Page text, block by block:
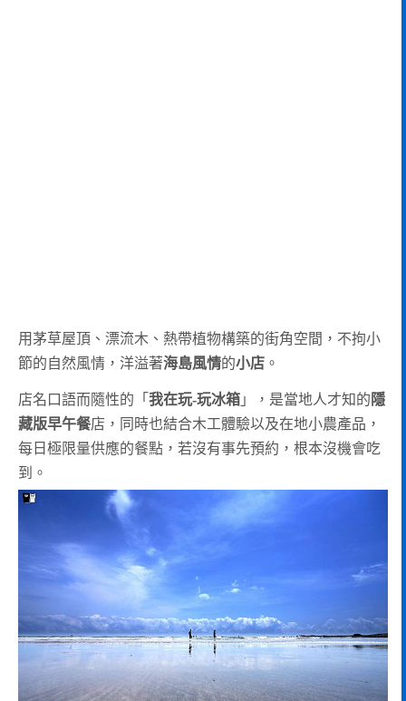
用茅草屋頂、漂流木、熱帶植物構築的街角空間，不拘小
節的自然風情，洋溢著海島風情的小店 。
店名口語而隨性的「 我在玩-玩冰箱 」，是當地人才知的 隱
藏版早午餐店，同時也結合木工體驗以及在地小農產品，
每日極限量供應的餐點，若沒有事先預約，根本沒機會吃
到。